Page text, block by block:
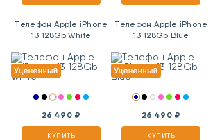
Телефон Apple iPhone
13 128Gb White
26 490 ₽
КУПИТЬ
Телефон Apple iPhone
13 128Gb Blue
26 490 ₽
КУПИТЬ